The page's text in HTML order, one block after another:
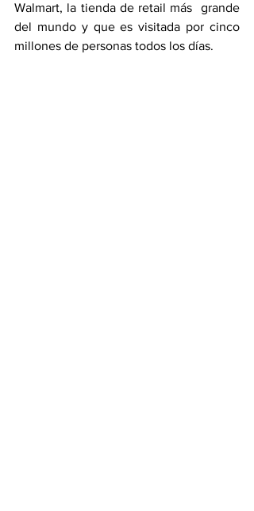
Walmart, la tienda de retail más  grande
del mundo y que es visitada por cinco
millones de personas todos los días.